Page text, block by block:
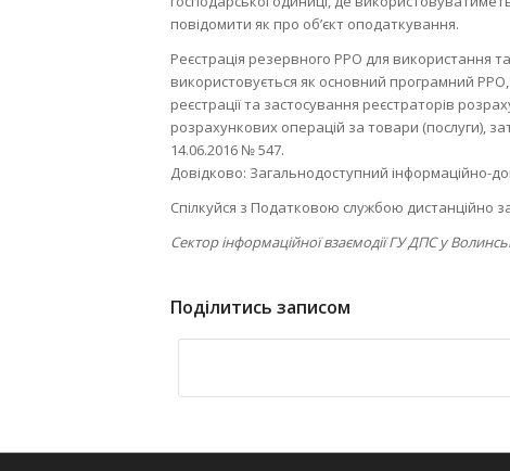
повідомити як про об’єкт оподаткування.
Реєстрація резервного РРО для використання
використовується як основний програмний
реєстрації та застосування реєстраторів
розрахункових операцій за товари (послуги),
14.06.2016 № 547.
Довідково: Загальнодоступний інформаційно-
Спілкуйся з Податковою службою дистанційно
Сектор інформаційної взаємодії ГУ ДПС у
Поділитись записом